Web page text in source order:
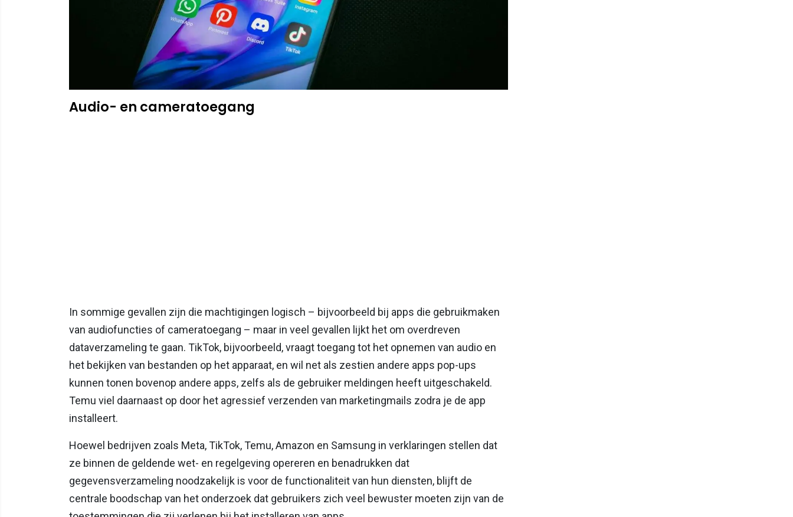
Audio- en cameratoegang
In sommige gevallen zijn die machtigingen logisch – bijvoorbeeld bij apps die gebruikmaken
van audiofuncties of cameratoegang – maar in veel gevallen lijkt het om overdreven
dataverzameling te gaan. TikTok, bijvoorbeeld, vraagt toegang tot het opnemen van audio en
het bekijken van bestanden op het apparaat, en wil net als zestien andere apps pop-ups
kunnen tonen bovenop andere apps, zelfs als de gebruiker meldingen heeft uitgeschakeld.
Temu viel daarnaast op door het agressief verzenden van marketingmails zodra je de app
installeert.
Hoewel bedrijven zoals Meta, TikTok, Temu, Amazon en Samsung in verklaringen stellen dat
ze binnen de geldende wet- en regelgeving opereren en benadrukken dat
gegevensverzameling noodzakelijk is voor de functionaliteit van hun diensten, blijft de
centrale boodschap van het onderzoek dat gebruikers zich veel bewuster moeten zijn van de